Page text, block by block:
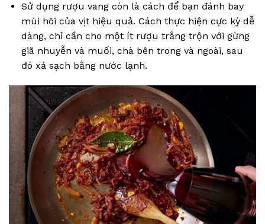
Sử dụng rượu vang còn là cách để bạn đánh bay
mùi hôi của vịt hiệu quả. Cách thực hiện cực kỳ dễ
dàng, chỉ cần cho một ít rượu trắng trộn với gừng
giã nhuyễn và muối, chà bên trong và ngoài, sau
đó xả sạch bằng nước lạnh.